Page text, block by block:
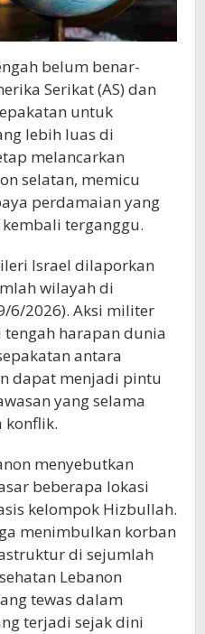
belum benar-
Serikat (AS) dan
untuk
lebih luas di
melancarkan
selatan, memicu
perdamaian yang
terganggu.
Israel dilaporkan
wilayah di
6/2026). Aksi militer
harapan dunia
antara
dapat menjadi pintu
yang selama
konflik.
menyebutkan
beberapa lokasi
kelompok Hizbullah.
menimbulkan korban
di sejumlah
Lebanon
tewas dalam
terjadi sejak dini